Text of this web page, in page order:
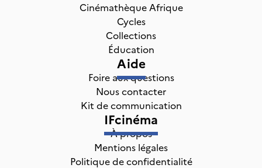
Cinémathèque Afrique
Cycles
Collections
Éducation
Aide
Foire aux questions
Nous contacter
Kit de communication
IFcinéma
À propos
Mentions légales
Politique de confidentialité